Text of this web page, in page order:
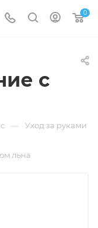
0
с
— Уход за руками
льна